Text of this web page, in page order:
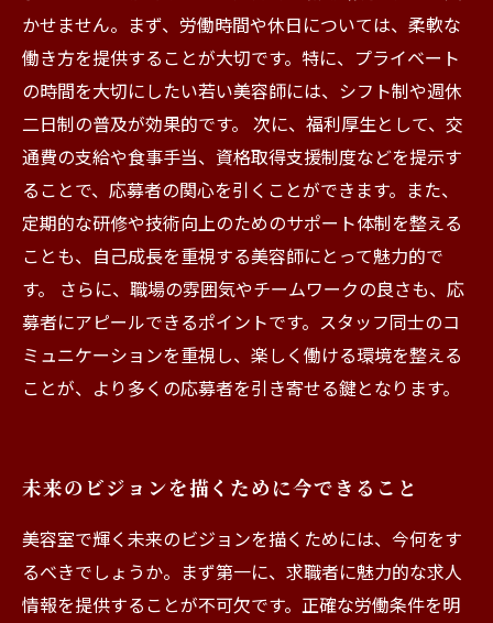
かせません。まず、労働時間や休日については、柔軟な
働き方を提供することが大切です。特に、プライベート
の時間を大切にしたい若い美容師には、シフト制や週休
二日制の普及が効果的です。 次に、福利厚生として、交
通費の支給や食事手当、資格取得支援制度などを提示す
ることで、応募者の関心を引くことができます。また、
定期的な研修や技術向上のためのサポート体制を整える
ことも、自己成長を重視する美容師にとって魅力的で
す。 さらに、職場の雰囲気やチームワークの良さも、応
募者にアピールできるポイントです。スタッフ同士のコ
ミュニケーションを重視し、楽しく働ける環境を整える
ことが、より多くの応募者を引き寄せる鍵となります。
未来のビジョンを描くために今できること
美容室で輝く未来のビジョンを描くためには、今何をす
るべきでしょうか。まず第一に、求職者に魅力的な求人
情報を提供することが不可欠です。正確な労働条件を明